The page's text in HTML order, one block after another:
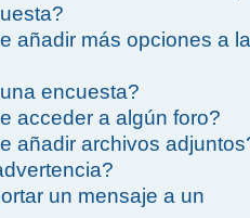
añadir más opciones a la
encuesta?
acceder a algún foro?
añadir archivos
un mensaje a un